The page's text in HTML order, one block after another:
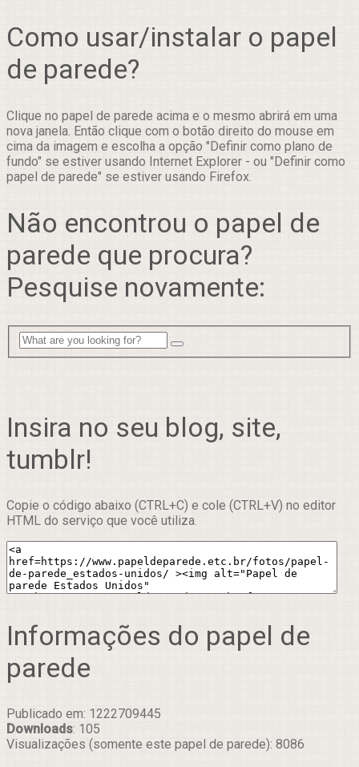
Como usar/instalar o papel
de parede?
Clique no papel de parede acima e o mesmo abrirá em uma
nova janela. Então clique com o botão direito do mouse em
cima da imagem e escolha a opção "Definir como plano de
fundo" se estiver usando Internet Explorer - ou "Definir como
papel de parede" se estiver usando Firefox.
Não encontrou o papel de
parede que procura?
Pesquise novamente:
Insira no seu blog, site,
tumblr!
Copie o código abaixo (CTRL+C) e cole (CTRL+V) no editor
HTML do serviço que você utiliza.
Informações do papel de
parede
Publicado em: 1222709445
Downloads: 105
Visualizações (somente este papel de parede): 8086